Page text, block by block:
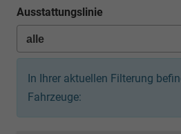
Ausstattungslinie
In Ihrer aktuellen Filterung
Fahrzeuge: